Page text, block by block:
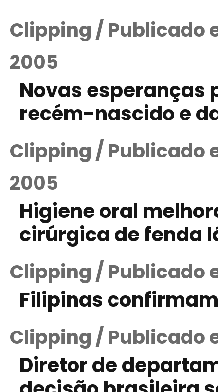
Clipping / Publicado
2005
Novas esperanças
recém-nascido e
Clipping / Publicado
2005
Higiene oral
cirúrgica de fenda
Clipping / Publicado
Filipinas
Clipping / Publicado
Diretor de